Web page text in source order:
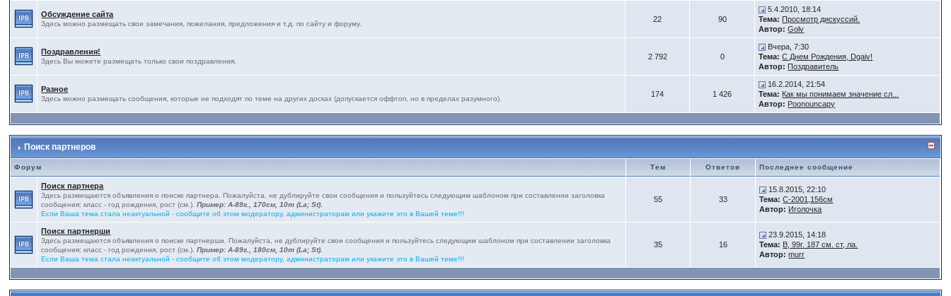
Обсуждение сайта
Здесь можно размещать свои замечания, пожелания, предложения и т.д. по сайту и форуму.
22 90
5.4.2010, 18:14
Тема: Просмотр дискуссий.
Автор: Golv
Поздравления!
Здесь Вы можете размещать только свои поздравления.
2 792 0
Вчера, 7:30
Тема: С Днем Рождения, Dgaiv!
Автор: Поздравитель
Разное
Здесь можно размещать сообщения, которые не подходят по теме на других досках (допускается оффтоп, но в пределах разумного).
174 1 426
16.2.2014, 21:54
Тема: Как мы понимаем значение сл...
Автор: Poonouncapy
Поиск партнеров
Форум Тем Ответов Последнее сообщение
Поиск партнера
Здесь размещаются объявления о поиске партнера. Пожалуйста, не дублируйте свои сообщения и пользуйтесь следующим шаблоном при составлении заголовка
сообщения: класс - год рождения, рост (см.).Пример: А-89г., 170см, 10т (La; St).
Если Ваша тема стала неактуальной - сообщите об этом модератору, администраторам или укажите это в Вашей теме!!!
55 33
15.8.2015, 22:10
Тема: С-2001,156см
Автор: Иголочка
Поиск партнерши
Здесь размещаются объявления о поиске партнерши. Пожалуйста, не дублируйте свои сообщения и пользуйтесь следующим шаблоном при составлении заголовка
сообщения: класс - год рождения, рост (см.).Пример: А-89г., 180см, 10т (La; St).
Если Ваша тема стала неактуальной - сообщите об этом модератору, администраторам или укажите это в Вашей теме!!!
35 16
23.9.2015, 14:18
Тема: B, 99г. 187 см. ст, ла.
Автор: murr